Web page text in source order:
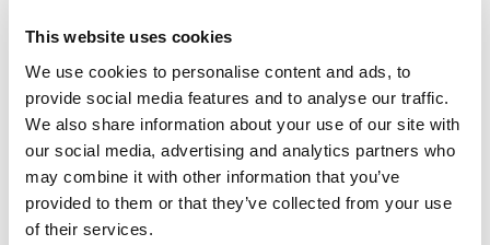
This website uses cookies
We use cookies to personalise content and ads, to
provide social media features and to analyse our traffic.
We also share information about your use of our site with
our social media, advertising and analytics partners who
may combine it with other information that you’ve
provided to them or that they’ve collected from your use
of their services.
Toggle features
Toutes les caractéristiques
Toggle techspec
Caractéristiques techniques
Toggle guides and instructions
Instructions